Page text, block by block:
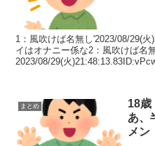
1：風吹けば名無し'2023/08/29(
イはオナニー係な2：風吹けば名
2023/08/29(火
まとめ
18歳
あ、
メン